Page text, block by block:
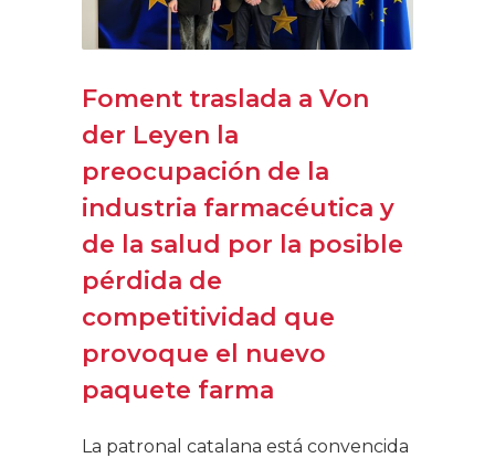
Foment traslada a Von
der Leyen la
preocupación de la
industria farmacéutica y
de la salud por la posible
pérdida de
competitividad que
provoque el nuevo
paquete farma
La patronal catalana está convencida